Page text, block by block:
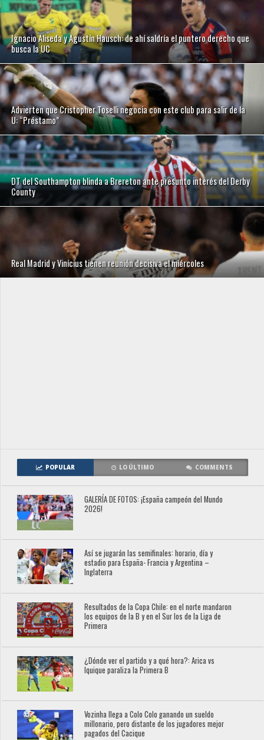
Ignacio Aliseda y Agustín Hausch: de ahí saldría el puntero derecho que
busca la UC
Advierten que Cristopher Toselli negocia con este club para salir de la
U: “Préstamo”
DT del Southampton blinda a Brereton ante presunto interés del Derby
County
Real Madrid y Vinícius tienen reunión decisiva el miércoles
POPULAR LO ÚLTIMO COMMENTS
GALERÍA DE FOTOS: ¡España campeón del Mundo
2026!
Así se jugarán las semifinales: horario, día y
estadio para España- Francia y Argentina –
Inglaterra
Resultados de la Copa Chile: en el norte mandaron
los equipos de la B y en el Sur los de la Liga de
Primera
¿Dónde ver el partido y a qué hora?: Arica vs
Iquique paraliza la Primera B
Vozinha llega a Colo Colo ganando un sueldo
millonario, pero distante de los jugadores mejor
pagados del Cacique